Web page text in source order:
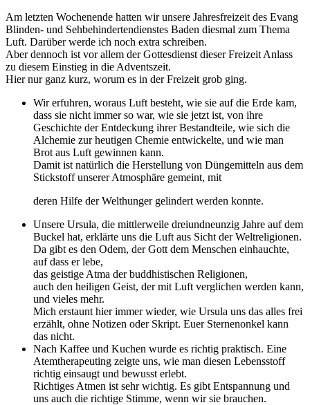
Am letzten Wochenende hatten wir unsere Jahresfreizeit des Evang
Blinden- und Sehbehindertendienstes Baden diesmal zum Thema
Luft. Darüber werde ich noch extra schreiben.
Aber dennoch ist vor allem der Gottesdienst dieser Freizeit Anlass
zu diesem Einstieg in die Adventszeit.
Hier nur ganz kurz, worum es in der Freizeit grob ging.
Wir erfuhren, woraus Luft besteht, wie sie auf die Erde kam,
dass sie nicht immer so war, wie sie jetzt ist, von ihre
Geschichte der Entdeckung ihrer Bestandteile, wie sich die
Alchemie zur heutigen Chemie entwickelte, und wie man
Brot aus Luft gewinnen kann.
Damit ist natürlich die Herstellung von Düngemitteln aus dem
Stickstoff unserer Atmosphäre gemeint, mit
deren Hilfe der Welthunger gelindert werden konnte.
Unsere Ursula, die mittlerweile dreiundneunzig Jahre auf dem
Buckel hat, erklärte uns die Luft aus Sicht der Weltreligionen.
Da gibt es den Odem, der Gott dem Menschen einhauchte,
auf dass er lebe,
das geistige Atma der buddhistischen Religionen,
auch den heiligen Geist, der mit Luft verglichen werden kann,
und vieles mehr.
Mich erstaunt hier immer wieder, wie Ursula uns das alles frei
erzählt, ohne Notizen oder Skript. Euer Sternenonkel kann
das nicht.
Nach Kaffee und Kuchen wurde es richtig praktisch. Eine
Atemtherapeuting zeigte uns, wie man diesen Lebensstoff
richtig einsaugt und bewusst erlebt.
Richtiges Atmen ist sehr wichtig. Es gibt Entspannung und
uns auch die richtige Stimme, wenn wir sie brauchen.